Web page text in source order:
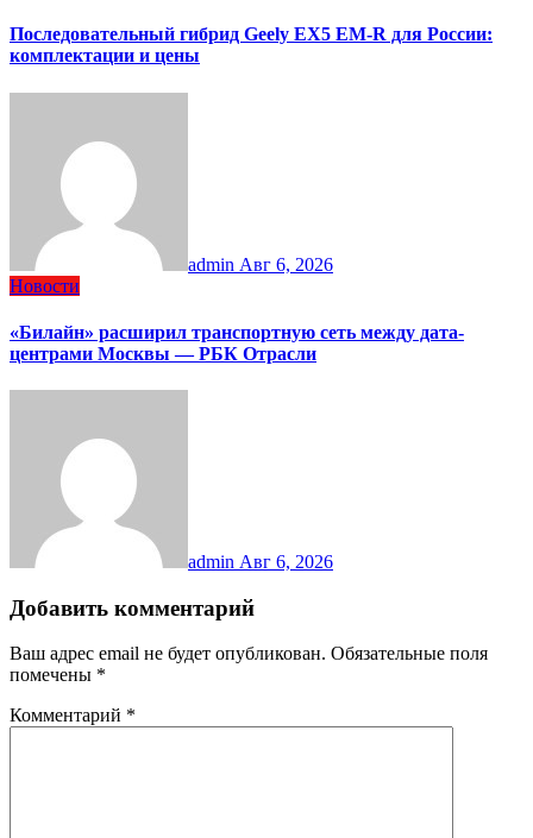
Последовательный гибрид Geely EX5 EM-R для России:
комплектации и цены
admin Авг 6, 2026
Новости
«Билайн» расширил транспортную сеть между дата-
центрами Москвы — РБК Отрасли
admin Авг 6, 2026
Добавить комментарий
Ваш адрес email не будет опубликован. Обязательные поля
помечены *
Комментарий *